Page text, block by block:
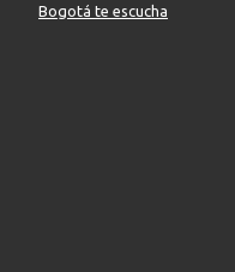
Bogotá te escucha